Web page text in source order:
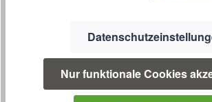
0800 7238052Nur funktionale Cookies